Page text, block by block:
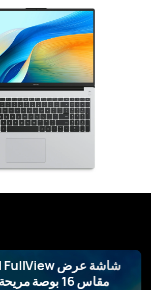
شاشة عرض HUAWEI FullView
مقاس 16 بوصة مريحة للعين